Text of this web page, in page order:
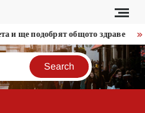
и ще подобрят общото здраве